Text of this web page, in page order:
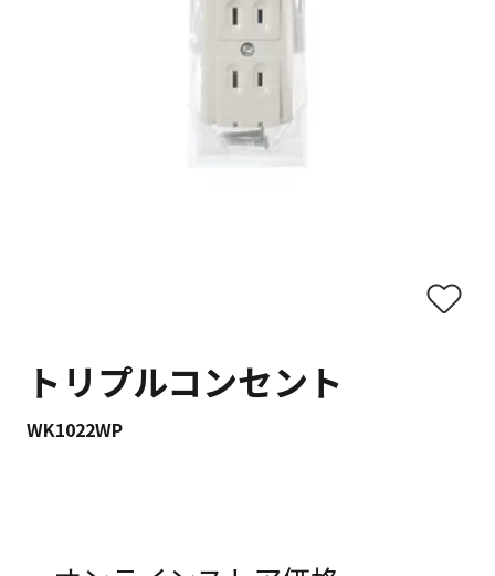
トリプルコンセント
WK1022WP